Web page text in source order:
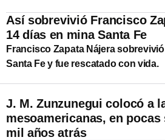
Así sobrevivió Francisco
14 días en mina Santa Fe
Francisco Zapata Nájera
Santa Fe y fue rescatado con vida.
J. M. Zunzunegui colocó a
mesoamericanas, en pocas
mil años atrás